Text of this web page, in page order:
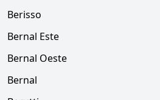
Berisso
Bernal Este
Bernal Oeste
Bernal